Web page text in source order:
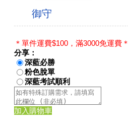
御守
＊單件運費$100，滿3000免運費＊
分享：
深藍必勝
粉色脫單
深藍考試順利
加入購物車